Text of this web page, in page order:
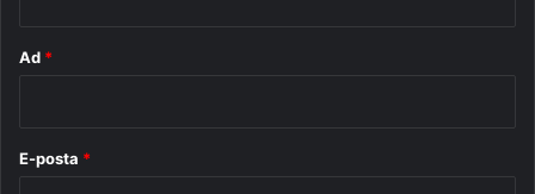
Ad *
E-posta *